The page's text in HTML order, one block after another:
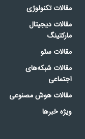
مقالات تکنولوژی
مقالات دیجیتال
مارکتینگ
مقالات سئو
مقالات شبکه‌های
اجتماعی
مقالات هوش مصنوعی
ویژه خبرها